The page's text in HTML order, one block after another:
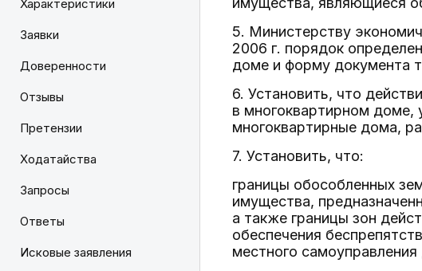
Характеристики
Заявки
Доверенности
Отзывы
Претензии
Ходатайства
Запросы
Ответы
Исковые заявления
5. Министерству
2006 г. порядок
доме и форму документа
6. Установить, что
в многоквартирном доме,
многоквартирные дома,
7. Установить, что:
границы обособленных
имущества,
а также границы зон
обеспечения
местного